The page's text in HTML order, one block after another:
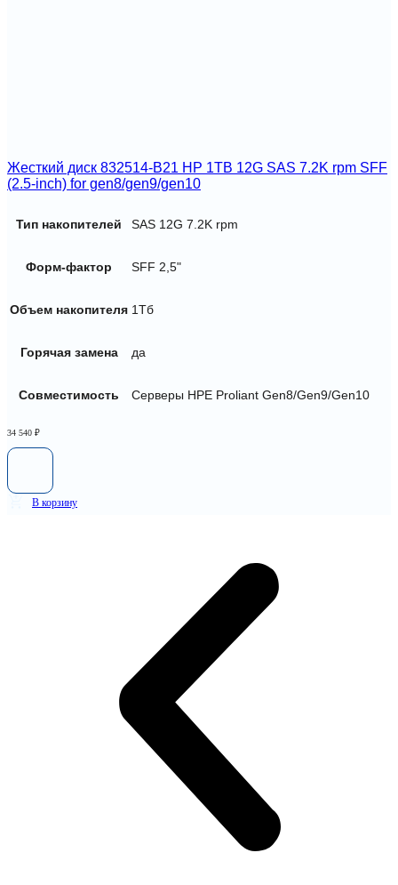
Жесткий диск 832514-B21 HP 1TB 12G SAS 7.2K rpm SFF
(2.5-inch) for gen8/gen9/gen10
Тип накопителей SAS 12G 7.2K rpm
Форм-фактор SFF 2,5"
Объем накопителя 1Тб
Горячая замена да
Совместимость Серверы HPE Proliant Gen8/Gen9/Gen10
34 540 ₽
В корзину